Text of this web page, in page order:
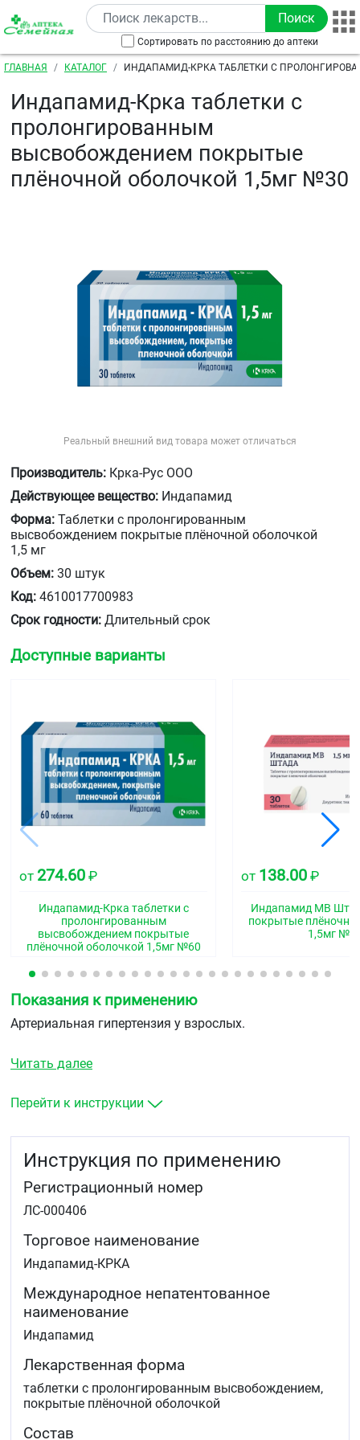
Перейти к основному содержанию
Сортировать по расстоянию до аптеки
Строка навигации
ГЛАВНАЯ КАТАЛОГ
ИНДАПАМИД-КРКА ТАБЛЕТКИ С
Индапамид-Крка таблетки с
пролонгированным
высвобождением покрытые
плёночной оболочкой 1,5мг №30
Реальный внешний вид товара может отличаться
Производитель: Крка-Рус ООО
Действующее вещество: Индапамид
Форма: Таблетки с пролонгированным
высвобождением покрытые плёночной оболочкой
1,5 мг
Объем: 30 штук
Код: 4610017700983
Срок годности: Длительный срок
Доступные варианты
от 274.60 ₽
Индапамид-Крка таблетки с
пролонгированным
высвобождением покрытые
плёночной оболочкой 1,5мг №60
от 138.00 ₽
Индапамид МВ
покрытые
1,5мг
Показания к применению
Артериальная гипертензия у взрослых.
Читать далее
Перейти к инструкции
Инструкция по применению
Регистрационный номер
ЛС-000406
Торговое наименование
Индапамид-КРКА
Международное непатентованное
наименование
Индапамид
Лекарственная форма
таблетки с пролонгированным высвобождением,
покрытые плёночной оболочкой
Состав